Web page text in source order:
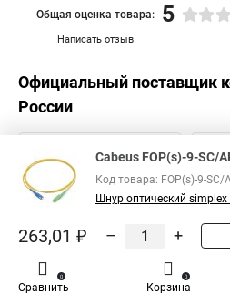
Написать отзыв
Общая оценка товара: 5
Официальный поставщик
России
Cabeus FOP(s)-9-SC/
Код товара: FOP(s)-9-SC/
Шнур оптический simplex
263,01 ₽ – +
Сравнить
0
Корзина
0